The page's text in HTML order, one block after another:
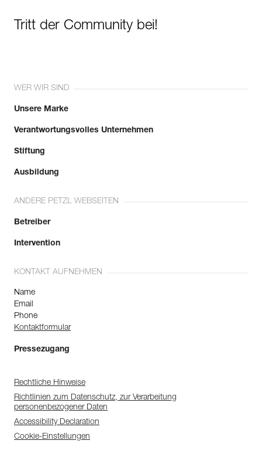
Tritt der Community bei!
WER WIR SIND
Unsere Marke
Verantwortungsvolles Unternehmen
Stiftung
Ausbildung
ANDERE PETZL WEBSEITEN
Betreiber
Intervention
KONTAKT AUFNEHMEN
Name
Email
Phone
Kontaktformular
Pressezugang
Rechtliche Hinweise
Richtlinien zum Datenschutz, zur Verarbeitung
personenbezogener Daten
Accessibility Declaration
Cookie-Einstellungen